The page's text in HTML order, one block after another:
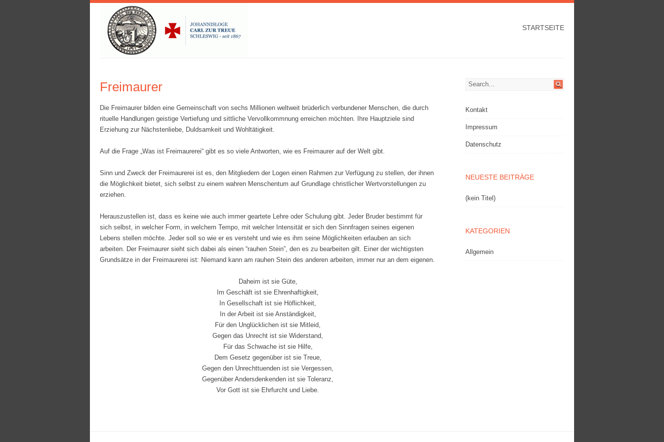
STARTSEITE
Freimaurer
Die Freimaurer bilden eine Gemeinschaft von sechs Millionen weltweit brüderlich verbundener Menschen, die durch
rituelle Handlungen geistige Vertiefung und sittliche Vervollkommnung erreichen möchten. Ihre Hauptziele sind
Erziehung zur Nächstenliebe, Duldsamkeit und Wohltätigkeit.
Auf die Frage „Was ist Freimaurerei“ gibt es so viele Antworten, wie es Freimaurer auf der Welt gibt.
Sinn und Zweck der Freimaurerei ist es, den Mitgliedern der Logen einen Rahmen zur Verfügung zu stellen, der ihnen
die Möglichkeit bietet, sich selbst zu einem wahren Menschentum auf Grundlage christlicher Wertvorstellungen zu
erziehen.
Herauszustellen ist, dass es keine wie auch immer geartete Lehre oder Schulung gibt. Jeder Bruder bestimmt für
sich selbst, in welcher Form, in welchem Tempo, mit welcher Intensität er sich den Sinnfragen seines eigenen
Lebens stellen möchte. Jeder soll so wie er es versteht und wie es ihm seine Möglichkeiten erlauben an sich
arbeiten. Der Freimaurer sieht sich dabei als einen “rauhen Stein”, den es zu bearbeiten gilt. Einer der wichtigsten
Grundsätze in der Freimaurerei ist: Niemand kann am rauhen Stein des anderen arbeiten, immer nur an dem eigenen.
Daheim ist sie Güte,
Im Geschäft ist sie Ehrenhaftigkeit,
In Gesellschaft ist sie Höflichkeit,
In der Arbeit ist sie Anständigkeit,
Für den Unglücklichen ist sie Mitleid,
Gegen das Unrecht ist sie Widerstand,
Für das Schwache ist sie Hilfe,
Dem Gesetz gegenüber ist sie Treue,
Gegen den Unrechttuenden ist sie Vergessen,
Gegenüber Andersdenkenden ist sie Toleranz,
Vor Gott ist sie Ehrfurcht und Liebe.
Kontakt
Impressum
Datenschutz
NEUESTE BEITRÄGE
(kein Titel)
KATEGORIEN
Allgemein